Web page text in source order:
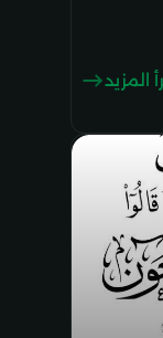
المزيد